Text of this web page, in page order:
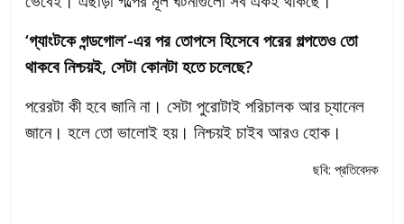
‘গ্যাংটকে গন্ডগোল’-এর পর তোপসে হিসেবে পরের গল্পতেও তো
থাকবে নিশ্চয়ই, সেটা কোনটা হতে চলেছে?
পরেরটা কী হবে জানি না। সেটা পুরোটাই পরিচালক আর চ্যানেল
জানে। হলে তো ভালোই হয়। নিশ্চয়ই চাইব আরও হোক।
ছবি: প্রতিবেদক